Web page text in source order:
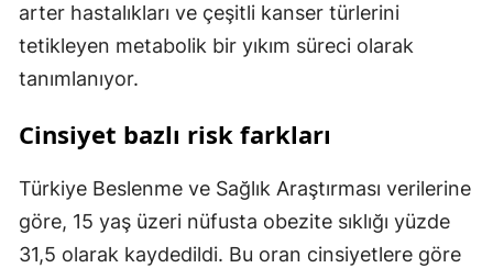
arter hastalıkları ve çeşitli kanser türlerini
tetikleyen metabolik bir yıkım süreci olarak
tanımlanıyor.
Cinsiyet bazlı risk farkları
Türkiye Beslenme ve Sağlık Araştırması verilerine
göre, 15 yaş üzeri nüfusta obezite sıklığı yüzde
31,5 olarak kaydedildi. Bu oran cinsiyetlere göre